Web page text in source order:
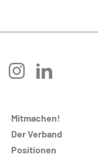
instagram
Mitmachen!
Der Verband
Positionen